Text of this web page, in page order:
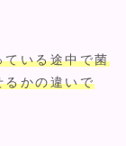
ている途中で菌
るかの違いで